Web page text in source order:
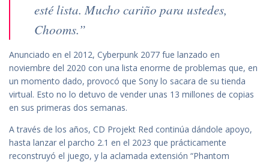
esté lista. Mucho cariño para ustedes,
Chooms.”
Anunciado en el 2012, Cyberpunk 2077 fue lanzado en
noviembre del 2020 con una lista enorme de problemas que, en
un momento dado, provocó que Sony lo sacara de su tienda
virtual. Esto no lo detuvo de vender unas 13 millones de copias
en sus primeras dos semanas.
A través de los años, CD Projekt Red continúa dándole apoyo,
hasta lanzar el parcho 2.1 en el 2023 que prácticamente
reconstruyó el juego, y la aclamada extensión “Phantom